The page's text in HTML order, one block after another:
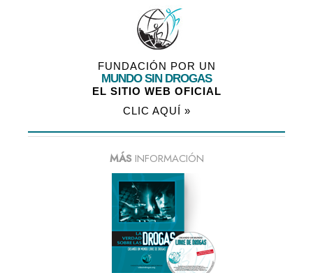
FUNDACIÓN POR UN
MUNDO SIN DROGAS
EL SITIO WEB OFICIAL
CLIC AQUÍ »
MÁSINFORMACIÓN